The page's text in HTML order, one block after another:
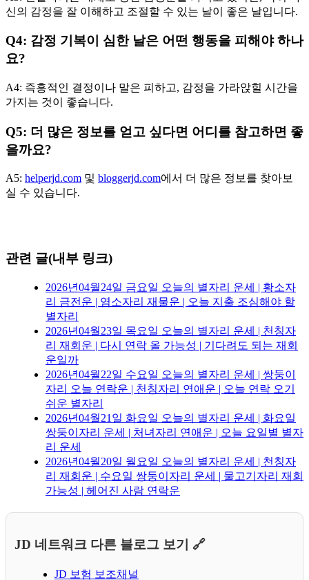
신의 감정을 잘 이해하고 조절할 수 있는 날이 좋은 날입니다.
Q4: 감정 기복이 심한 날은 어떤 행동을 피해야 하나
요?
A4: 즉흥적인 결정이나 말은 피하고, 감정을 가라앉힐 시간을
가지는 것이 좋습니다.
Q5: 더 많은 정보를 얻고 싶다면 어디를 참고하면 좋
을까요?
A5: helperjd.com 및 bloggerjd.com에서 더 많은 정보를 찾아보
실 수 있습니다.
관련 글(내부 링크)
2026년04월24일 금요일 오늘의 별자리 운세 | 황소자
리 금전운 | 염소자리 재물운 | 오늘 지출 조심해야 할
별자리
2026년04월23일 목요일 오늘의 별자리 운세 | 천칭자
리 재회운 | 다시 연락 올 가능성 | 기다려도 되는 재회
운일까
2026년04월22일 수요일 오늘의 별자리 운세 | 쌍둥이
자리 오늘 연락운 | 천칭자리 연애운 | 오늘 연락 오기
쉬운 별자리
2026년04월21일 화요일 오늘의 별자리 운세 | 화요일
쌍둥이자리 운세 | 처녀자리 연애운 | 오늘 요일별 별자
리 운세
2026년04월20일 월요일 오늘의 별자리 운세 | 천칭자
리 재회운 | 수요일 쌍둥이자리 운세 | 물고기자리 재회
가능성 | 헤어진 사람 연락운
JD 네트워크 다른 블로그 보기 🔗
JD 보험 보조채널